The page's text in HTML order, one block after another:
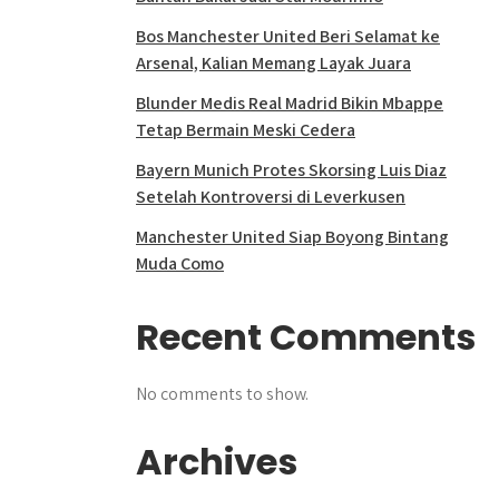
Bos Manchester United Beri Selamat ke
Arsenal, Kalian Memang Layak Juara
Blunder Medis Real Madrid Bikin Mbappe
Tetap Bermain Meski Cedera
Bayern Munich Protes Skorsing Luis Diaz
Setelah Kontroversi di Leverkusen
Manchester United Siap Boyong Bintang
Muda Como
Recent Comments
No comments to show.
Archives